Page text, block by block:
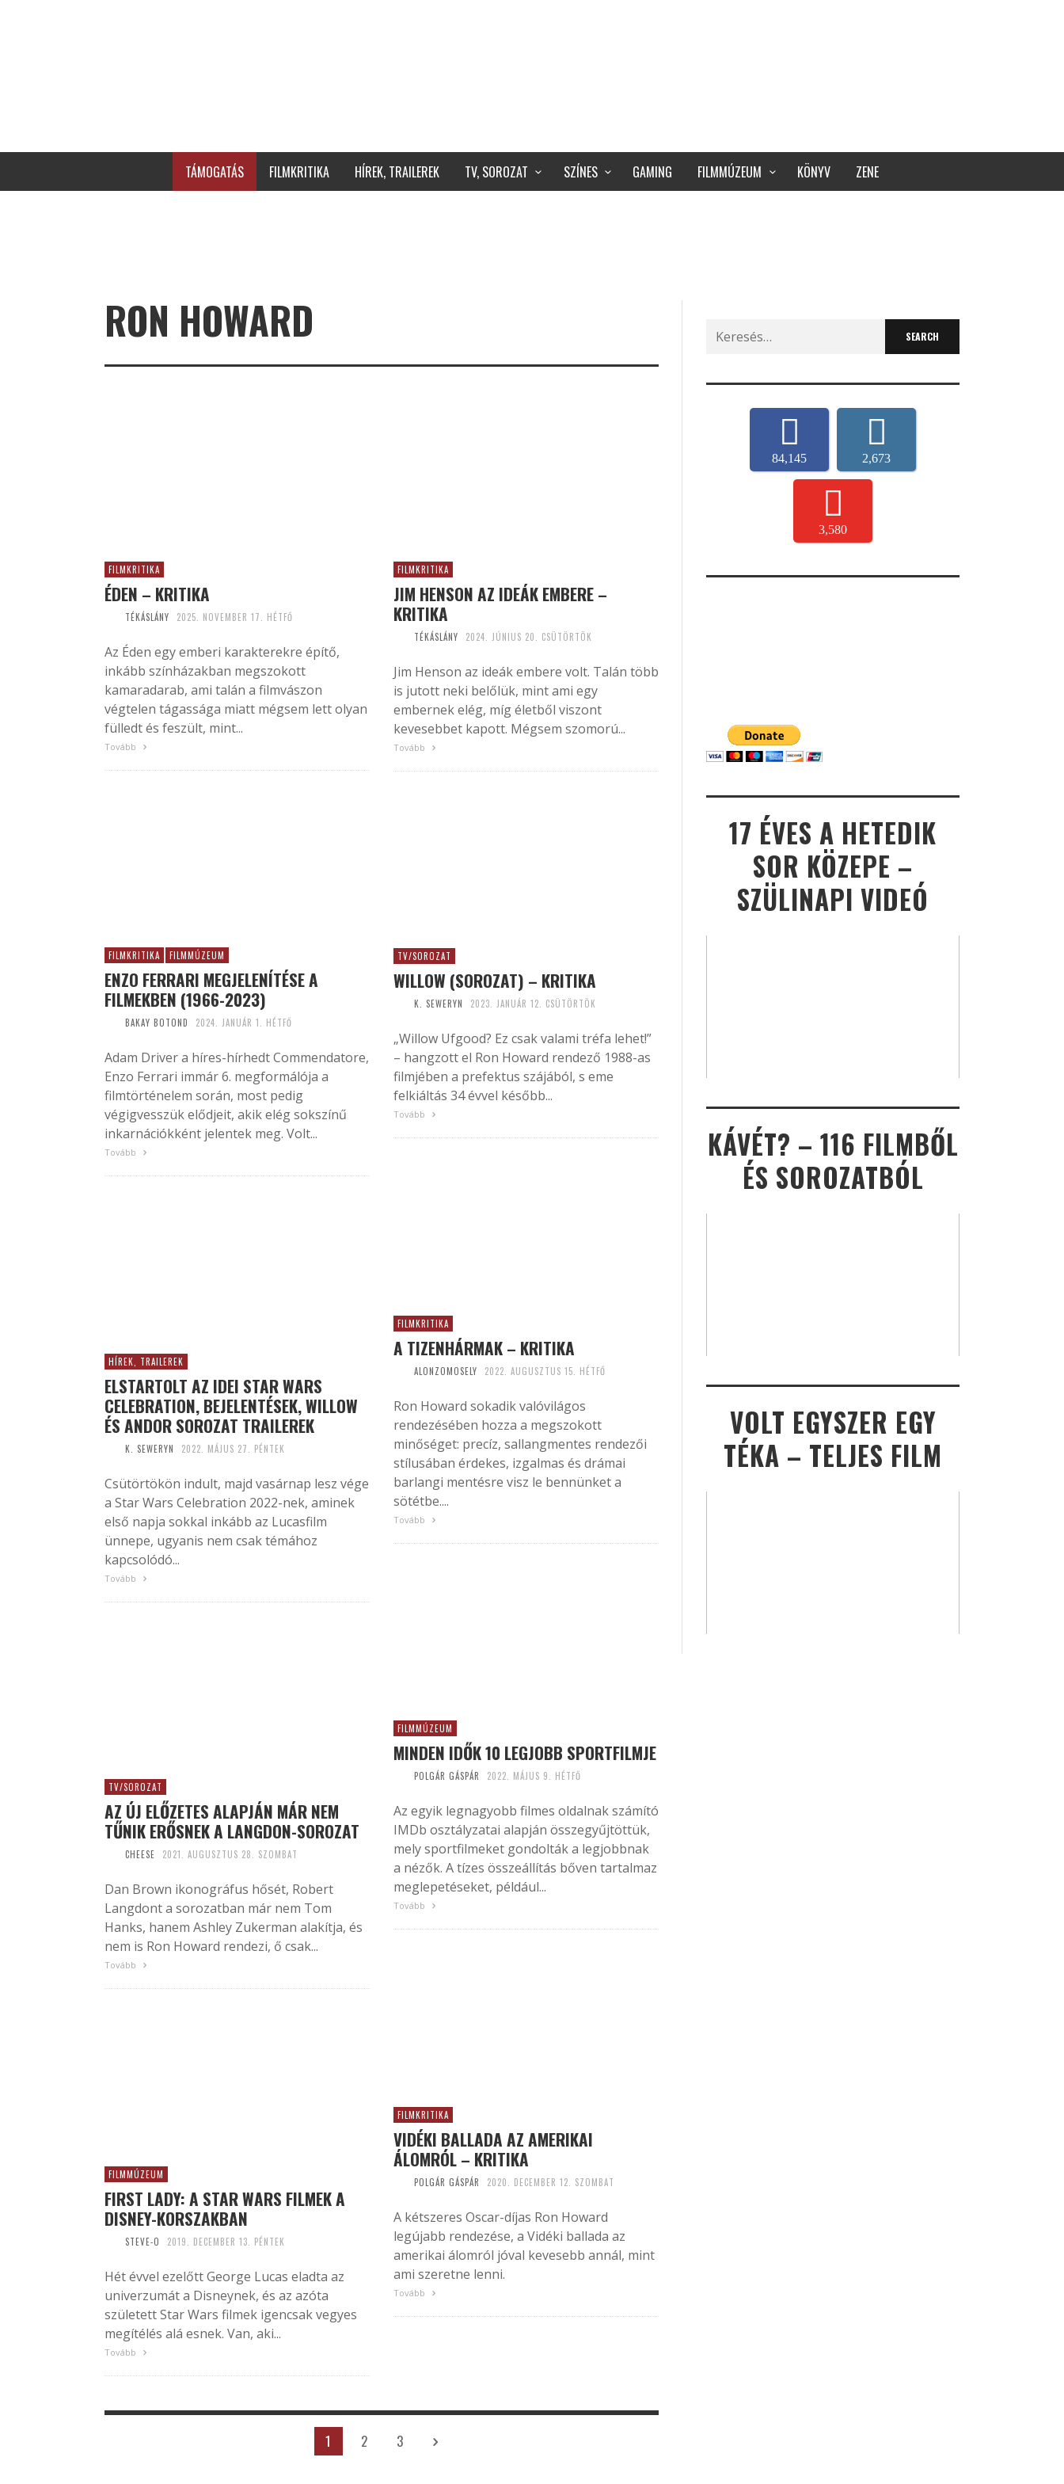
TÁMOGATÁS FILMKRITIKA HÍREK, TRAILEREK TV, SOROZAT SZÍNES GAMING FILMMÚZEUM KÖNYV ZENE
RON HOWARD
FILMKRITIKA
ÉDEN – KRITIKA
TÉKÁSLÁNY 2025. NOVEMBER 17. HÉTFŐ
Az Éden egy emberi karakterekre építő,
inkább színházakban megszokott
kamaradarab, ami talán a filmvászon
végtelen tágassága miatt mégsem lett olyan
fülledt és feszült, mint...
Tovább
FILMKRITIKA
JIM HENSON AZ IDEÁK EMBERE –
KRITIKA
TÉKÁSLÁNY 2024. JÚNIUS 20. CSÜTÖRTÖK
Jim Henson az ideák embere volt. Talán több
is jutott neki belőlük, mint ami egy
embernek elég, míg életből viszont
kevesebbet kapott. Mégsem szomorú...
Tovább
FILMKRITIKA FILMMÚZEUM
ENZO FERRARI MEGJELENÍTÉSE A
FILMEKBEN (1966-2023)
BAKAY BOTOND 2024. JANUÁR 1. HÉTFŐ
Adam Driver a híres-hírhedt Commendatore,
Enzo Ferrari immár 6. megformálója a
filmtörténelem során, most pedig
végigvesszük elődjeit, akik elég sokszínű
inkarnációkként jelentek meg. Volt...
Tovább
TV/SOROZAT
WILLOW (SOROZAT) – KRITIKA
K. SEWERYN 2023. JANUÁR 12. CSÜTÖRTÖK
„Willow Ufgood? Ez csak valami tréfa lehet!”
– hangzott el Ron Howard rendező 1988-as
filmjében a prefektus szájából, s eme
felkiáltás 34 évvel később...
Tovább
FILMKRITIKA
A TIZENHÁRMAK – KRITIKA
ALONZOMOSELY 2022. AUGUSZTUS 15. HÉTFŐ
Ron Howard sokadik valóvilágos
rendezésében hozza a megszokott
minőséget: precíz, sallangmentes rendezői
stílusában érdekes, izgalmas és drámai
barlangi mentésre visz le bennünket a
sötétbe....
Tovább
HÍREK, TRAILEREK
ELSTARTOLT AZ IDEI STAR WARS
CELEBRATION, BEJELENTÉSEK, WILLOW
ÉS ANDOR SOROZAT TRAILEREK
K. SEWERYN 2022. MÁJUS 27. PÉNTEK
Csütörtökön indult, majd vasárnap lesz vége
a Star Wars Celebration 2022-nek, aminek
első napja sokkal inkább az Lucasfilm
ünnepe, ugyanis nem csak témához
kapcsolódó...
Tovább
FILMMÚZEUM
MINDEN IDŐK 10 LEGJOBB SPORTFILMJE
POLGÁR GÁSPÁR 2022. MÁJUS 9. HÉTFŐ
Az egyik legnagyobb filmes oldalnak számító
IMDb osztályzatai alapján összegyűjtöttük,
mely sportfilmeket gondolták a legjobbnak
a nézők. A tízes összeállítás bőven tartalmaz
meglepetéseket, például...
Tovább
TV/SOROZAT
AZ ÚJ ELŐZETES ALAPJÁN MÁR NEM
TŰNIK ERŐSNEK A LANGDON-SOROZAT
CHEESE 2021. AUGUSZTUS 28. SZOMBAT
Dan Brown ikonográfus hősét, Robert
Langdont a sorozatban már nem Tom
Hanks, hanem Ashley Zukerman alakítja, és
nem is Ron Howard rendezi, ő csak...
Tovább
FILMKRITIKA
VIDÉKI BALLADA AZ AMERIKAI
ÁLOMRÓL – KRITIKA
POLGÁR GÁSPÁR 2020. DECEMBER 12. SZOMBAT
A kétszeres Oscar-díjas Ron Howard
legújabb rendezése, a Vidéki ballada az
amerikai álomról jóval kevesebb annál, mint
ami szeretne lenni.
Tovább
FILMMÚZEUM
FIRST LADY: A STAR WARS FILMEK A
DISNEY-KORSZAKBAN
STEVE-O 2019. DECEMBER 13. PÉNTEK
Hét évvel ezelőtt George Lucas eladta az
univerzumát a Disneynek, és az azóta
született Star Wars filmek igencsak vegyes
megítélés alá esnek. Van, aki...
Tovább
1 2 3
Search
for:
84,145 2,673
3,580
17 ÉVES A HETEDIK
SOR KÖZEPE –
SZÜLINAPI VIDEÓ
KÁVÉT? – 116 FILMBŐL
ÉS SOROZATBÓL
VOLT EGYSZER EGY
TÉKA – TELJES FILM